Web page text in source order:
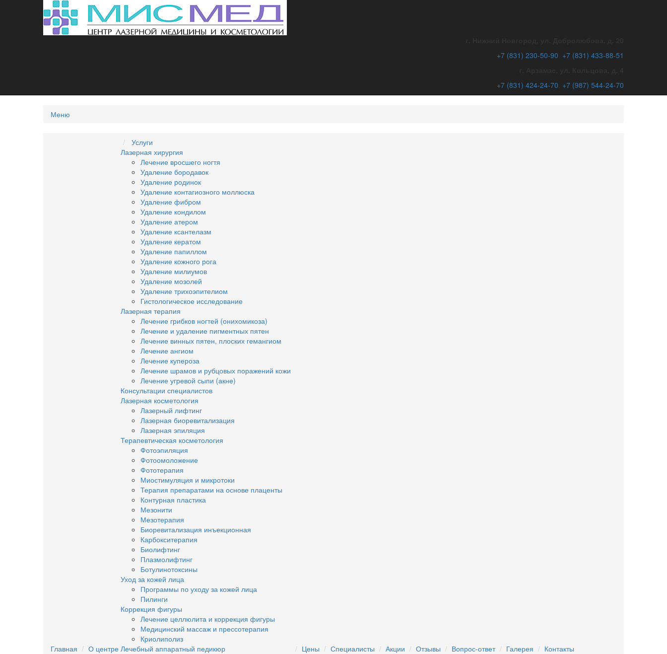
+7 (831) 230-50-90 +7 (831) 433-88-51
+7 (831) 424-24-70 +7 (987) 544-24-70
Меню
Главная О центре
Услуги
Лазерная хирургия
Лечение вросшего ногтя
Удаление бородавок
Удаление родинок
Удаление контагиозного моллюска
Удаление фибром
Удаление кондилом
Удаление атером
Удаление ксантелазм
Удаление кератом
Удаление папиллом
Удаление кожного рога
Удаление милиумов
Удаление мозолей
Удаление трихоэпителиом
Гистологическое исследование
Лазерная терапия
Лечение грибков ногтей (онихомикоза)
Лечение и удаление пигментных пятен
Лечение винных пятен, плоских гемангиом
Лечение ангиом
Лечение купероза
Лечение шрамов и рубцовых поражений кожи
Лечение угревой сыпи (акне)
Консультации специалистов
Лазерная косметология
Лазерный лифтинг
Лазерная биоревитализация
Лазерная эпиляция
Терапевтическая косметология
Фотоэпиляция
Фотоомоложение
Фототерапия
Миостимуляция и микротоки
Терапия препаратами на основе плаценты
Контурная пластика
Мезонити
Мезотерапия
Биоревитализация инъекционная
Карбокситерапия
Биолифтинг
Плазмолифтинг
Ботулинотоксины
Уход за кожей лица
Программы по уходу за кожей лица
Пилинги
Коррекция фигуры
Лечение целлюлита и коррекция фигуры
Медицинский массаж и прессотерапия
Криолиполиз
Лечебный аппаратный педикюр
Цены Специалисты Акции Отзывы Вопрос-ответ Галерея Контакты